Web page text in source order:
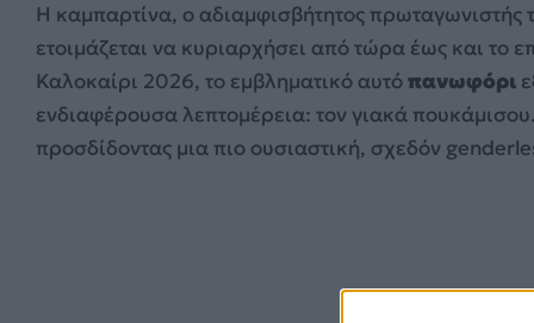
H καμπαρτίνα, ο αδιαμφισβήτητος
ετοιμάζεται να κυριαρχήσει από τώρα έως και το
Καλοκαίρι 2026, το εμβληματικό αυτόπανωφόρι
ενδιαφέρουσα λεπτομέρεια: τον γιακά
προσδίδοντας μια πιο ουσιαστική, σχεδόν